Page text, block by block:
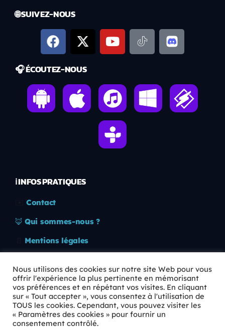
🌐 SUIVEZ-NOUS
🎧 ÉCOUTEZ-NOUS
ℹ️ INFOS PRATIQUES
Contact
🦊 Qui sommes-nous ?
Mentions légales
🛡️ RGPD
Copyright © 2026 Animkids. Tous droits réservés.
Nous utilisons des cookies sur notre site Web pour vous
offrir l'expérience la plus pertinente en mémorisant
vos préférences et en répétant vos visites. En cliquant
sur « Tout accepter », vous consentez à l'utilisation de
TOUS les cookies. Cependant, vous pouvez visiter les
« Paramètres des cookies » pour fournir un
consentement contrôlé.